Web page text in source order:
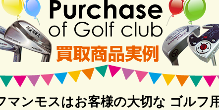
マンモスはお客様の大切な ゴルフ